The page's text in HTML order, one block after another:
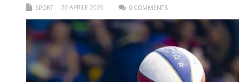
SPORT 20 APRILE 2026 0 COMMENTS